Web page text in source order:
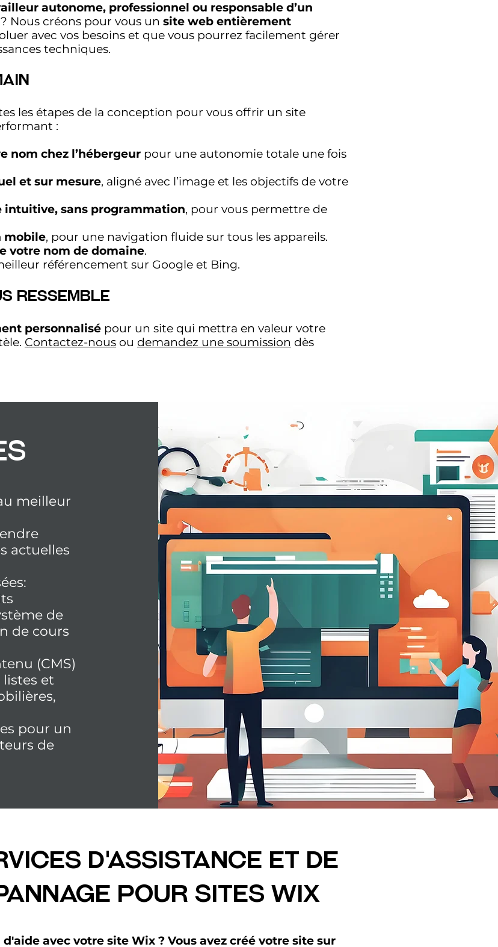
autonome, professionnel ou responsable d’un
? Nous créons pour vous un site web entièrement
avec vos besoins et que vous pourrez facilement gérer
techniques.
les étapes de la conception pour vous offrir un site
:
nom chez l’hébergeur pour une autonomie totale une fois
et sur mesure, aligné avec l’image et les objectifs de votre
intuitive, sans programmation, pour vous permettre de
mobile, pour une navigation fluide sur tous les appareils.
votre nom de domaine.
référencement sur Google et Bing.
Ressemble
personnalisé pour un site qui mettra en valeur votre
Contactez-nous ou demandez une soumission dès
meilleur
actuelles
de
de cours
(CMS)
et
pour un
de
d'Assistance et de
pour sites wix
d'aide avec votre site Wix ? Vous avez créé votre site sur